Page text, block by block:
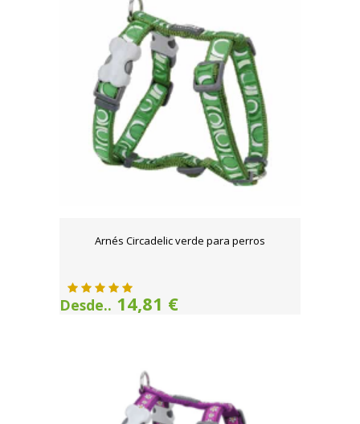
Arnés Circadelic verde para perros
Desde.. 14,81 €